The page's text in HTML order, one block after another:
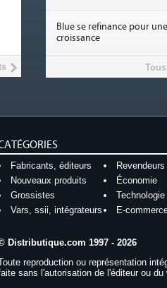
Blue se refinance pour
croissance
Fabricants, éditeurs Revendeurs
Nouveaux produits
Économie
Grossistes
Technologie
Vars, ssii, intégrateurs
E-
Distributique.com 1997 - 2026
reproduction ou représentation
sans l'autorisation de l'éditeur ou